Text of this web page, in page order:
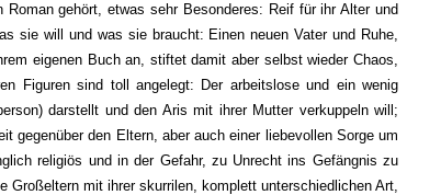
gehört, etwas sehr Besonderes: Reif für ihr Alter und
sie will und was sie braucht: Einen neuen Vater und Ruhe,
eigenen Buch an, stiftet damit aber selbst wieder Chaos,
Figuren sind toll angelegt: Der arbeitslose und ein wenig
darstellt und den Aris mit ihrer Mutter verkuppeln will;
gegenüber den Eltern, aber auch einer liebevollen Sorge um
religiös und in der Gefahr, zu Unrecht ins Gefängnis zu
Großeltern mit ihrer skurrilen, komplett unterschiedlichen Art,